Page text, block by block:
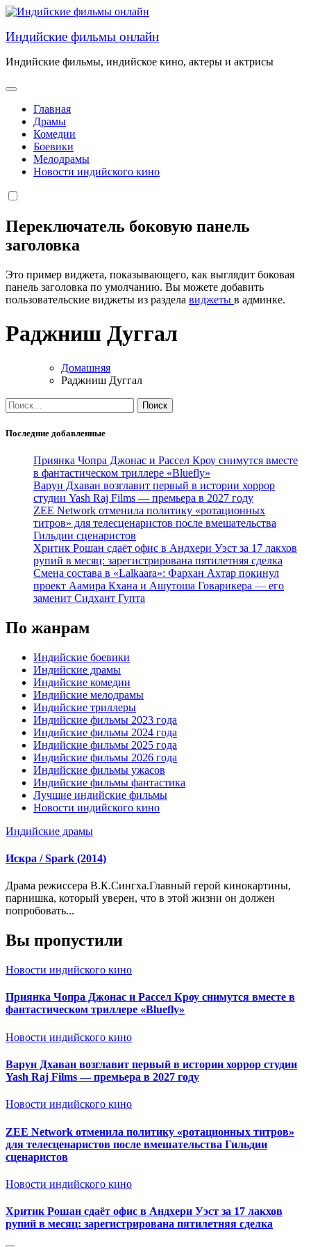
Перейти
содержанию
Индийские фильмы онлайн
Индийские фильмы, индийское кино, актеры и актрисы
Главная
Драмы
Комедии
Боевики
Мелодрамы
Новости индийского кино
Переключатель боковую панель
заголовка
Это пример виджета, показывающего, как выглядит боковая
панель заголовка по умолчанию. Вы можете добавить
пользовательские виджеты из раздела виджеты в админке.
Раджниш Дуггал
Домашняя
Раджниш Дуггал
Найти:
Последние добавленные
Приянка Чопра Джонас и Рассел Кроу снимутся вместе
в фантастическом триллере «Bluefly»
Варун Дхаван возглавит первый в истории хоррор
студии Yash Raj Films — премьера в 2027 году
ZEE Network отменила политику «ротационных
титров» для телесценаристов после вмешательства
Гильдии сценаристов
Хритик Рошан сдаёт офис в Андхери Уэст за 17 лакхов
рупий в месяц: зарегистрирована пятилетняя сделка
Смена состава в «Lalkaara»: Фархан Ахтар покинул
проект Аамира Кхана и Ашутоша Говарикера — его
заменит Сидхант Гупта
По жанрам
Индийские боевики
Индийские драмы
Индийские комедии
Индийские мелодрамы
Индийские триллеры
Индийские фильмы 2023 года
Индийские фильмы 2024 года
Индийские фильмы 2025 года
Индийские фильмы 2026 года
Индийские фильмы ужасов
Индийские фильмы фантастика
Лучшие индийские фильмы
Новости индийского кино
Индийские драмы
Искра / Spark (2014)
Драма режиссера В.К.Сингха.Главный герой кинокартины,
парнишка, который уверен, что в этой жизни он должен
попробовать...
Вы пропустили
Новости индийского кино
Приянка Чопра Джонас и Рассел Кроу снимутся вместе в
фантастическом триллере «Bluefly»
Новости индийского кино
Варун Дхаван возглавит первый в истории хоррор студии
Yash Raj Films — премьера в 2027 году
Новости индийского кино
ZEE Network отменила политику «ротационных титров»
для телесценаристов после вмешательства Гильдии
сценаристов
Новости индийского кино
Хритик Рошан сдаёт офис в Андхери Уэст за 17 лакхов
рупий в месяц: зарегистрирована пятилетняя сделка